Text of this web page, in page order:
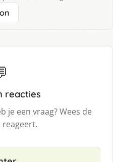
reacties
je een vraag? Wees de
reageert.